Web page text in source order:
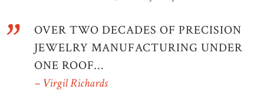
OVER TWO DECADES OF PRECISION
JEWELRY MANUFACTURING UNDER
ONE ROOF…
– Virgil Richards